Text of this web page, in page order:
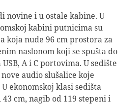
novine i u ostale kabine. U
kabini putnicima su
koja nude 96 cm prostora za
naslonom koji se spušta do
USB, A i C portovima. U sedište
audio slušalice koje
ekonomskoj klasi sedišta
cm, nagib od 119 stepeni i